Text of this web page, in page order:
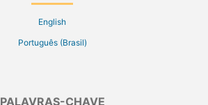
English
Português (Brasil)
PALAVRAS-CHAVE